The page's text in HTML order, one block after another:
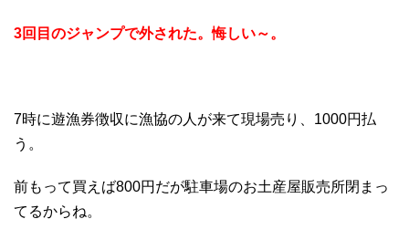
3回目のジャンプで外された。悔しい～。
7時に遊漁券徴収に漁協の人が来て現場売り、1000円払
う。
前もって買えば800円だが駐車場のお土産屋販売所閉まっ
てるからね。